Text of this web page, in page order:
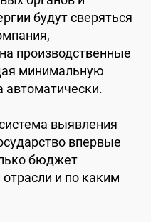
будут сверяться
производственные
минимальную
автоматически.
выявления
впервые
бюджет
и по каким